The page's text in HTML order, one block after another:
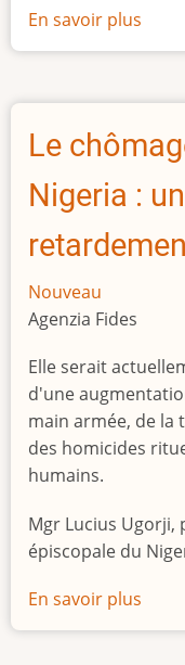
En savoir plus
La
taille
Le
Nigeria :
Nouveau
Agenzia Fides
Elle serait
d'une
main armée, de la
des homicides
humains.
Mgr Lucius Ugorji,
épiscopale du
En savoir plus
Le